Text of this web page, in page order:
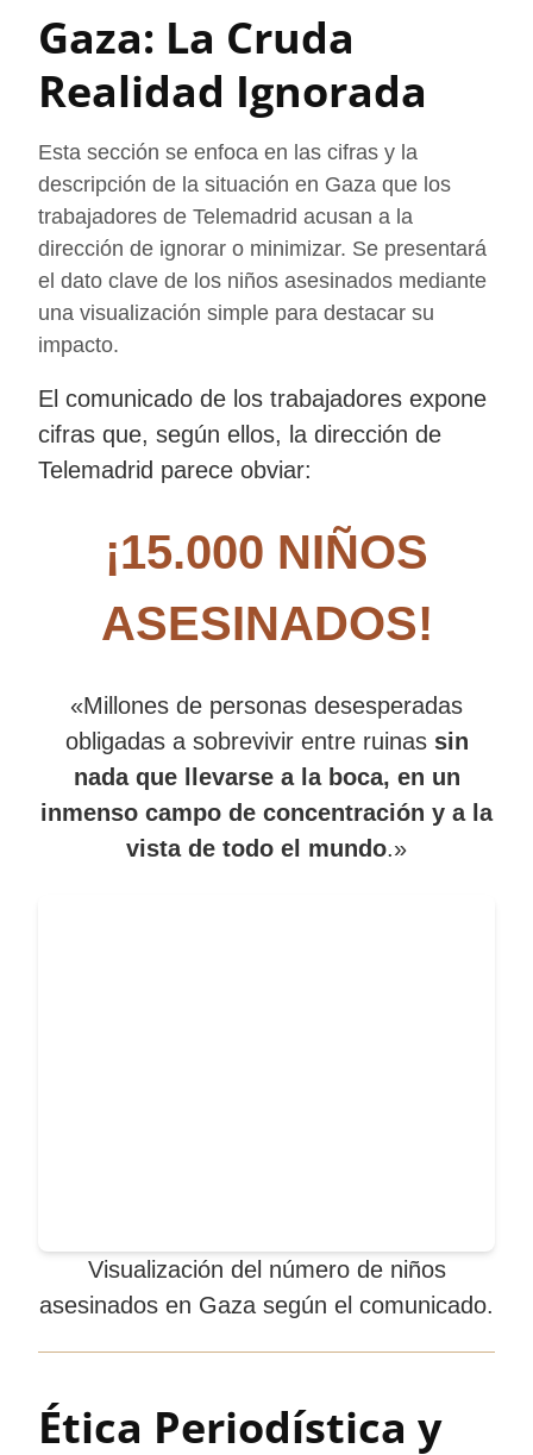
la gravedad con la que los trabajadores
perciben la situación editorial, utilizando un
lenguaje fuerte para expresar su repulsa.
Gaza: La Cruda
Realidad Ignorada
Esta sección se enfoca en las cifras y la
descripción de la situación en Gaza que los
trabajadores de Telemadrid acusan a la
dirección de ignorar o minimizar. Se presentará
el dato clave de los niños asesinados mediante
una visualización simple para destacar su
impacto.
El comunicado de los trabajadores expone
cifras que, según ellos, la dirección de
Telemadrid parece obviar:
¡15.000 NIÑOS
ASESINADOS!
«Millones de personas desesperadas
obligadas a sobrevivir entre ruinas sin
nada que llevarse a la boca, en un
inmenso campo de concentración y a la
vista de todo el mundo.»
Visualización del número de niños
asesinados en Gaza según el comunicado.
Ética Periodística y